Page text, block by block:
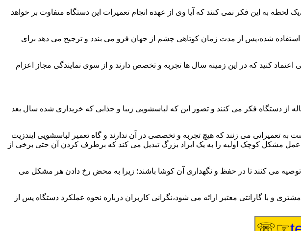
لحظه به این فکر نمی کنند که آیا وی از عهده انجام تعمیرات این دستگاه متفاوت بر خواهد
شده،پس از مدت زمان کوتاهی چشم از جهان فرو می بندد و ترجیح می دهد برای
کنید که در این زمینه سال ها تجربه و تخصص دارند و از سوی نمایندگی مجاز اعزام
از دستگاه فکر می کنند و تصور این که لباسشویی زیبا و جذابی که خریداری شده سال بعد
می زنند که هیچ تجربه و تخصصی در آن ندارند و گاه تعمیر لباسشویی ایندزیت
عمل مشکل کوچک اولیه را به یک ایراد بزرگ تبدیل می کند که برطرف کردن آن حتی برخی از
توصیه می کنند تا در حفظ و نگهداری آن کوشا باشند؛ زیرا به محض رخ دادن هر مشکل می
و با گارانتی معتبر ارائه می شود،نگرانی کاربران درباره نحوه عملکرد دستگاه پس از